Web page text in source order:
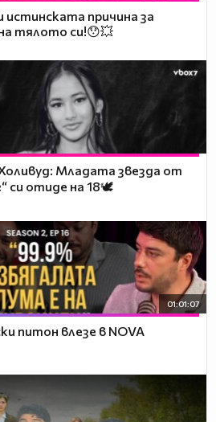
причина за
тялото си!😯💥
Младата звезда от
си отиде на 18🕊️
01:01:07
питон влезе в NOVA